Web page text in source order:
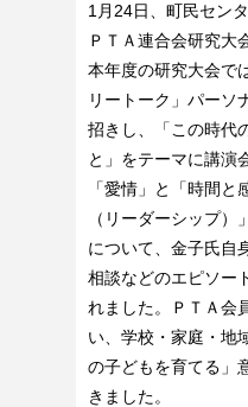
1月24日、町民セン
ＰＴＡ連合会研究大
本年度の研究大会で
リートーク」パーソ
招きし、「この時代
と」をテーマに講演
「愛情」と「時間
（リーダーシップ
について、金子氏自
相談などのエピソー
れました。ＰＴＡ会
い、学校・家庭・地
の子どもを育てる」
きました。